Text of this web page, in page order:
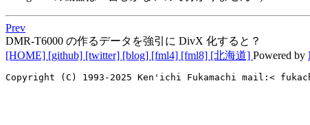
Prev
DMR-T6000 の作るデータを強引に DivX 化すると？
[HOME] [github] [twitter] [blog] [fml4] [fml8] [北海道] Powered by